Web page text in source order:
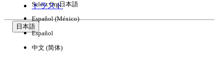
トラスト
日本語
Select Org日本語
Español (México)
Español
中文 (简体)